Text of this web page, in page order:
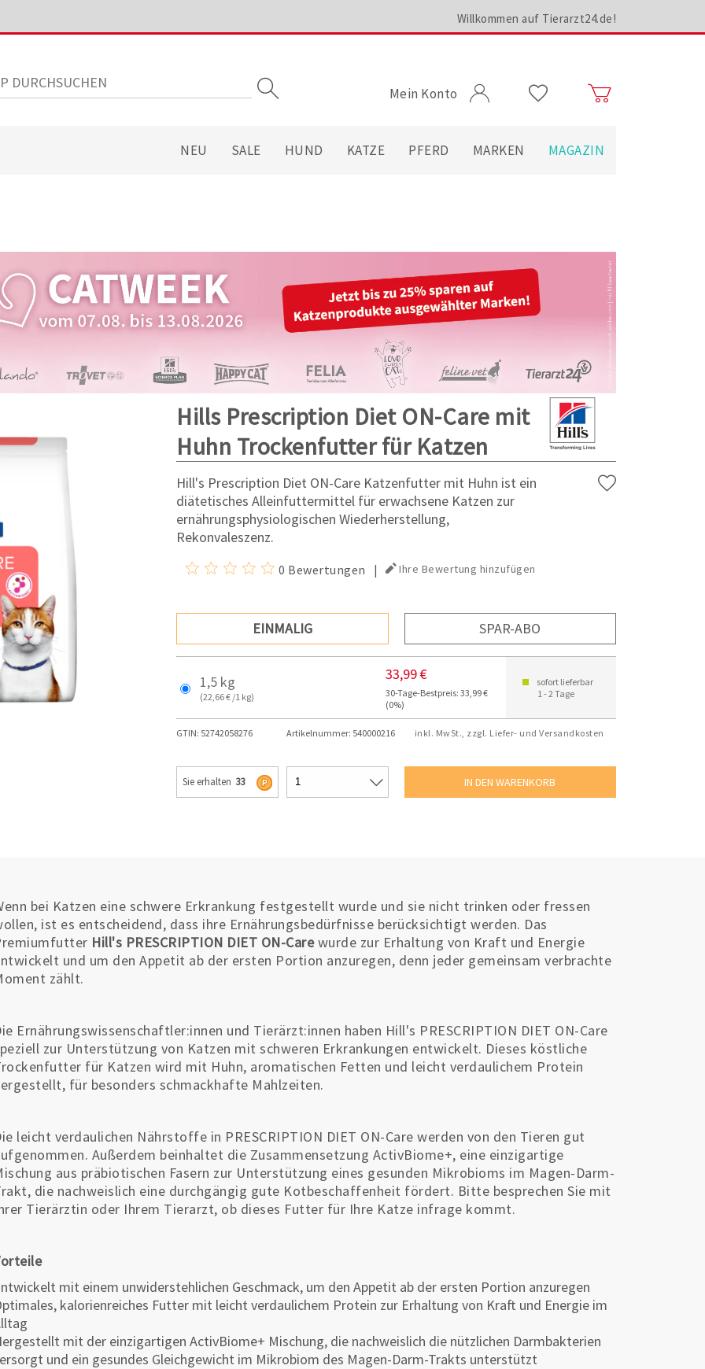
Willkommen auf Tierarzt24.de!
Mein Konto
NEU SALE HUND KATZE PFERD MARKEN MAGAZIN
Hills Prescription Diet ON-Care mit
Huhn Trockenfutter für Katzen
Hill's Prescription Diet ON-Care Katzenfutter mit Huhn ist ein
diätetisches Alleinfuttermittel für erwachsene Katzen zur
ernährungsphysiologischen Wiederherstellung,
Rekonvaleszenz.
0 Bewertungen | Ihre Bewertung hinzufügen
EINMALIG SPAR-ABO
1,5 kg
(22,66 € /1 kg)
33,99 €
30-Tage-Bestpreis: 33,99 €
(0%)
sofort lieferbar
1 - 2 Tage
GTIN: 52742058276 Artikelnummer: 540000216 inkl. MwSt., zzgl. Liefer- und Versandkosten
Sie erhalten 33
bei Katzen eine schwere Erkrankung festgestellt wurde und sie nicht trinken oder fressen
ist es entscheidend, dass ihre Ernährungsbedürfnisse berücksichtigt werden. Das
Hill's PRESCRIPTION DIET ON-Carewurde zur Erhaltung von Kraft und Energie
und um den Appetit ab der ersten Portion anzuregen, denn jeder gemeinsam verbrachte
zählt.
Ernährungswissenschaftler:innen und Tierärzt:innen haben Hill's PRESCRIPTION DIET ON-Care
zur Unterstützung von Katzen mit schweren Erkrankungen entwickelt. Dieses köstliche
für Katzen wird mit Huhn, aromatischen Fetten und leicht verdaulichem Protein
für besonders schmackhafte Mahlzeiten.
leicht verdaulichen Nährstoffe in PRESCRIPTION DIET ON-Care werden von den Tieren gut
Außerdem beinhaltet die Zusammensetzung ActivBiome+, eine einzigartige
aus präbiotischen Fasern zur Unterstützung eines gesunden Mikrobioms im Magen-Darm-
die nachweislich eine durchgängig gute Kotbeschaffenheit fördert. Bitte besprechen Sie mit
Tierärztin oder Ihrem Tierarzt, ob dieses Futter für Ihre Katze infrage kommt.
mit einem unwiderstehlichen Geschmack, um den Appetit ab der ersten Portion anzuregen
kalorienreiches Futter mit leicht verdaulichem Protein zur Erhaltung von Kraft und Energie im
mit der einzigartigen ActivBiome+ Mischung, die nachweislich die nützlichen Darmbakterien
und ein gesundes Gleichgewicht im Mikrobiom des Magen-Darm-Trakts unterstützt